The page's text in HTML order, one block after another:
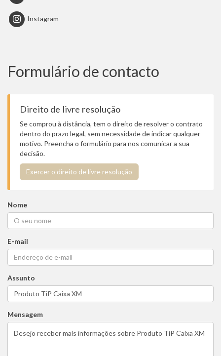
Instagram
Formulário de contacto
Direito de livre resolução
Se comprou à distância, tem o direito de resolver o contrato
dentro do prazo legal, sem necessidade de indicar qualquer
motivo. Preencha o formulário para nos comunicar a sua
decisão.
Exercer o direito de livre resolução
Nome
E-mail
Assunto
Mensagem